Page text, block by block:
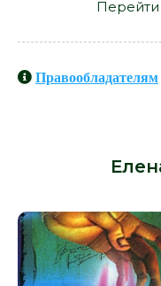
Перейти
Правообладателям